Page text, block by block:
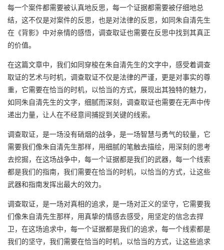
每一个案件都需要被认真地反思，每一个证据都需要被仔细地总
结，这不仅是对案件的反思，也是对法律的反思，如同朱自清先生
在《背影》中对亲情的感悟，调查取证也需要在反思中找到其真正
的价值。
在这篇文章中，我们如同穿梭在朱自清先生的文字中，感受着调查
取证的艺术与时机，调查取证不仅是法律的严谨，更是对事实的尊
重，它需要在恰当的时机，以恰当的方式，展现出其独特的魅力，
如同朱自清先生的文字，细腻而深刻，调查取证也需要在无声中传
递出力量，让人在不经意间捕捉到关键的线索。
调查取证，是一场没有硝烟的战争，是一场智慧与勇气的较量，它
需要我们像朱自清先生那样，用细腻的笔触去描绘，用深刻的思考
去挖掘，在这场战争中，每一个证据都是我们的武器，每一个线索
都是我们的指南，我们需要在恰当的时机，以恰当的方式，让这些
武器和指南发挥出最大的效力。
调查取证，是一场对真相的追求，是一场对正义的坚守，它需要我
们像朱自清先生那样，用真挚的情感去感受，用坚定的信念去捍
卫，在这场追求中，每一个证据都是我们的追求，每一个线索都是
我们的坚守，我们需要在恰当的时机，以恰当的方式，让这些追求